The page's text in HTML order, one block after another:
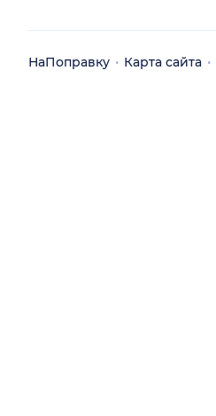
НаПоправку Карта сайта